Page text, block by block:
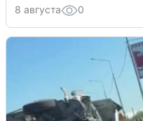
8 августа 0